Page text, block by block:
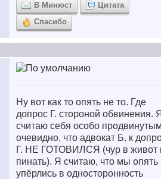
В Минюст
Цитата
Спасибо
Ну вот как то опять не то. Где
допрос Г. стороной обвинения.
считаю себя особо
очевидно, что адвокат Б. к
Г. НЕ ГОТОВИЛСЯ (чур в живот
пинать). Я считаю, что мы опять
упёрлись в односторонность